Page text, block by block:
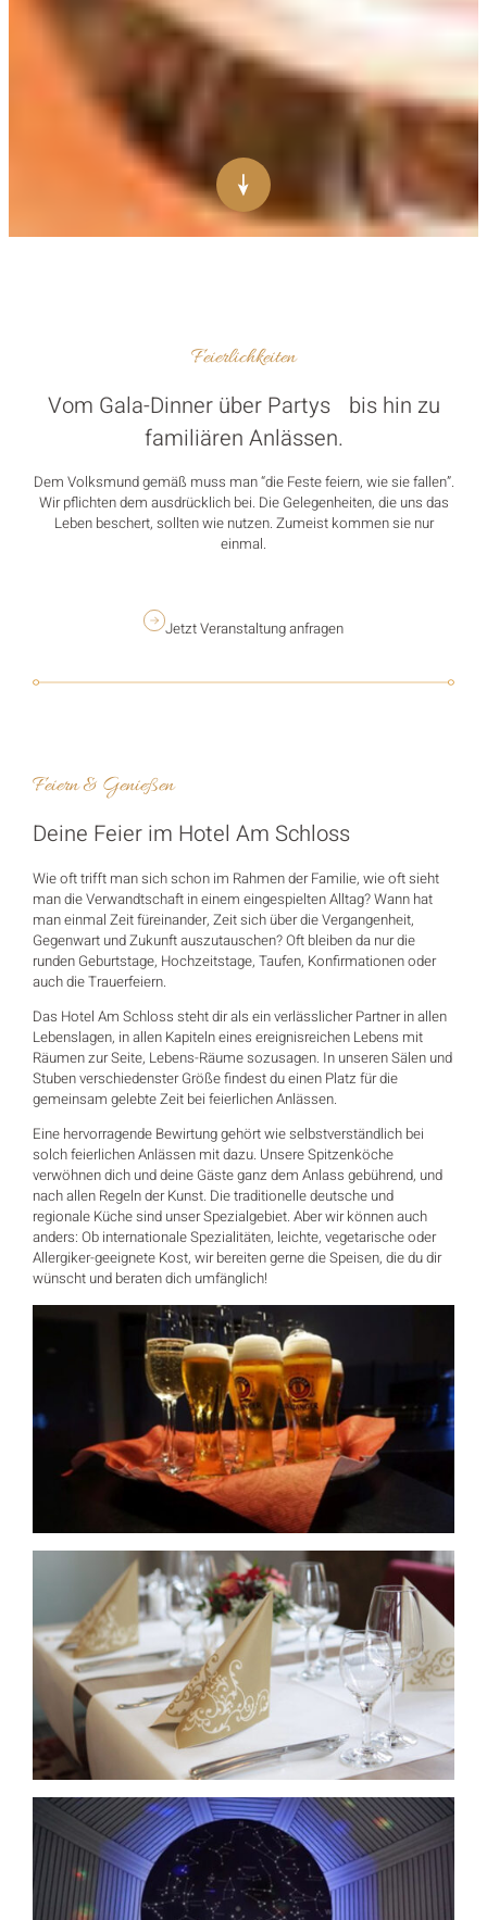
Feierlichkeiten
Vom Gala-Dinner über Partys bis hin zu
familiären Anlässen.
Dem Volksmund gemäß muss man “die Feste feiern, wie sie fallen”.
Wir pflichten dem ausdrücklich bei. Die Gelegenheiten, die uns das
Leben beschert, sollten wie nutzen. Zumeist kommen sie nur
einmal.
Jetzt Veranstaltung anfragen
Feiern & Genießen
Deine Feier im Hotel Am Schloss
Wie oft trifft man sich schon im Rahmen der Familie, wie oft sieht
man die Verwandtschaft in einem eingespielten Alltag? Wann hat
man einmal Zeit füreinander, Zeit sich über die Vergangenheit,
Gegenwart und Zukunft auszutauschen? Oft bleiben da nur die
runden Geburtstage, Hochzeitstage, Taufen, Konfirmationen oder
auch die Trauerfeiern.
Das Hotel Am Schloss steht dir als ein verlässlicher Partner in allen
Lebenslagen, in allen Kapiteln eines ereignisreichen Lebens mit
Räumen zur Seite, Lebens-Räume sozusagen. In unseren Sälen und
Stuben verschiedenster Größe findest du einen Platz für die
gemeinsam gelebte Zeit bei feierlichen Anlässen.
Eine hervorragende Bewirtung gehört wie selbstverständlich bei
solch feierlichen Anlässen mit dazu. Unsere Spitzenköche
verwöhnen dich und deine Gäste ganz dem Anlass gebührend, und
nach allen Regeln der Kunst. Die traditionelle deutsche und
regionale Küche sind unser Spezialgebiet. Aber wir können auch
anders: Ob internationale Spezialitäten, leichte, vegetarische oder
Allergiker-geeignete Kost, wir bereiten gerne die Speisen, die du dir
wünscht und beraten dich umfänglich!